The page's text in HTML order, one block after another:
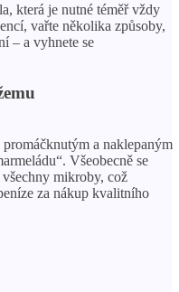
která je nutné téměř vždy
vařte několika způsoby,
– a vyhnete se
a naklepaným
Všeobecně se
mikroby, což
za nákup kvalitního